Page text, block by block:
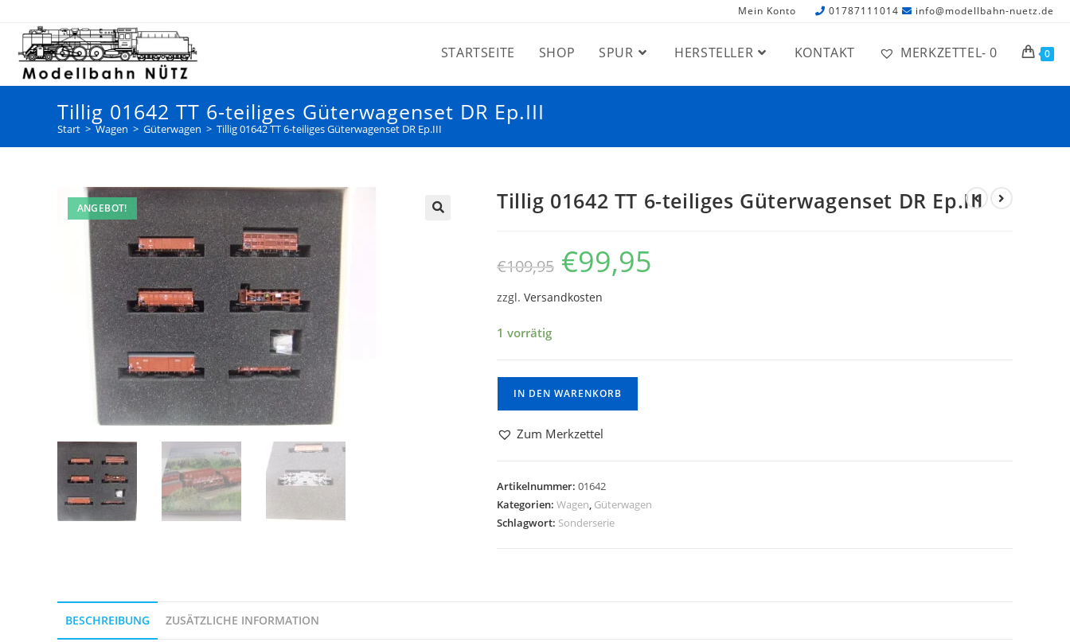
Mein Konto 01787111014 info@modellbahn-nuetz.de
STARTSEITE SHOP SPUR HERSTELLER KONTAKT MERKZETTEL- 0 0
Tillig 01642 TT 6-teiliges Güterwagenset DR Ep.III
Start > Wagen > Güterwagen > Tillig 01642 TT 6-teiliges Güterwagenset DR Ep.III
ANGEBOT! Tillig 01642 TT 6-teiliges Güterwagenset DR Ep.III
€109,95 €99,95
zzgl. Versandkosten
1 vorrätig
IN DEN WARENKORB
Zum Merkzettel
Artikelnummer: 01642
Kategorien: Wagen, Güterwagen
Schlagwort: Sonderserie
BESCHREIBUNG ZUSÄTZLICHE INFORMATION